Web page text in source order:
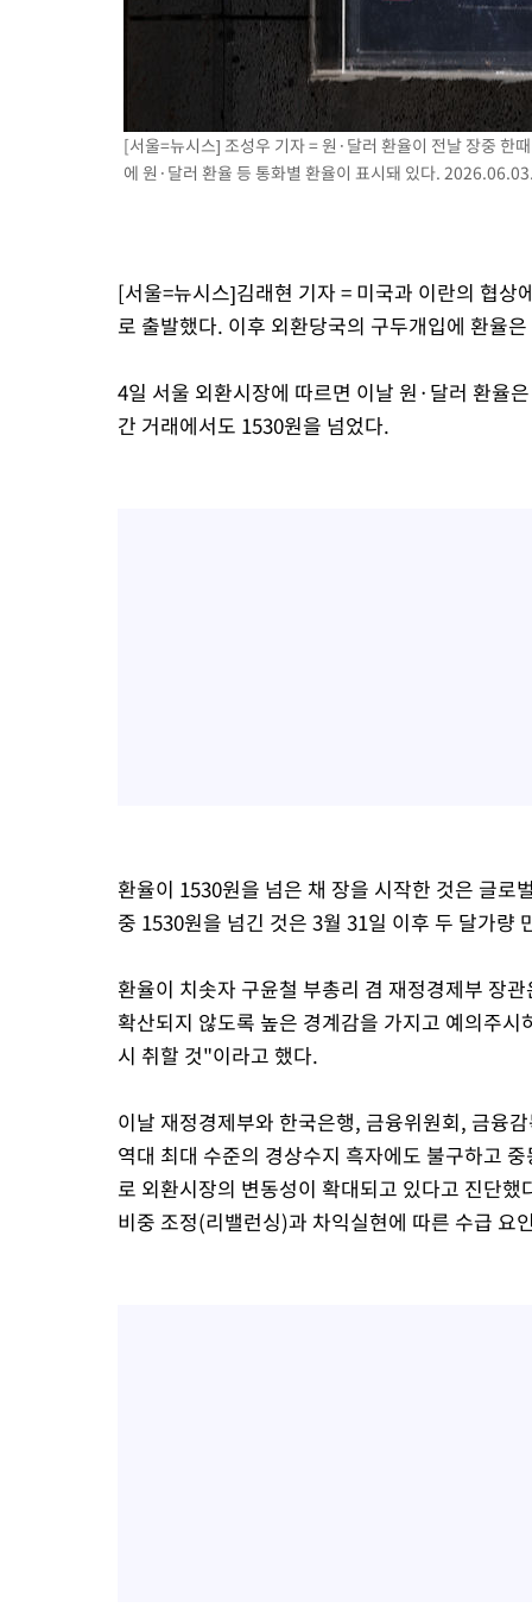
[서울=뉴시스] 조성우 기자 = 원·달러 환율이 전날 장중 한
에 원·달러 환율 등 통화별 환율이 표시돼 있다.
[서울=뉴시스]김래현 기자 = 미국과 이란의 협
로 출발했다. 이후 외환당국의 구두개입에 환율
4일 서울 외환시장에 따르면 이날 원·달러 환율
간 거래에서도 1530원을 넘었다.
환율이 1530원을 넘은 채 장을 시작한 것은 글로
중 1530원을 넘긴 것은 3월 31일 이후 두 달가량
환율이 치솟자 구윤철 부총리 겸 재정경제부 장
확산되지 않도록 높은 경계감을 가지고 예의주
시 취할 것"이라고 했다.
이날 재정경제부와 한국은행, 금융위원회, 금융
역대 최대 수준의 경상수지 흑자에도 불구하고
로 외환시장의 변동성이 확대되고 있다고 진단
비중 조정(리밸런싱)과 차익실현에 따른 수급 요